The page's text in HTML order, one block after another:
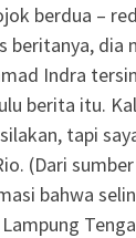
berdua –
beritanya, dia
Indra
berita itu.
tapi
(Dari
bahwa